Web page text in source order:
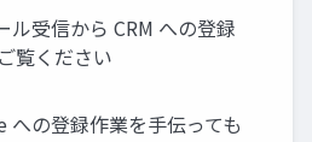
ル受信から CRM への登録
覧ください
への登録作業を手伝っても